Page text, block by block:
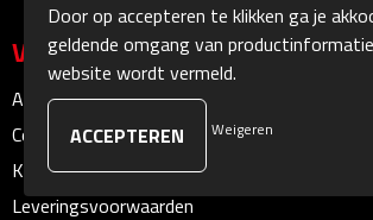
Mutsen
Oorwarmers
Zonnekleppen
Handschoenen & Sjaals
Veilig winkelen
Algemene voorwaarden
Cookieverklaring
Klachtenprocedure
Leveringsvoorwaarden
Door op accepteren te klikken ga je
geldende omgang van
website wordt vermeld.
Weigeren